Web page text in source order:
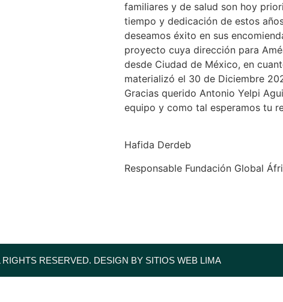
familiares y de salud son hoy
tiempo y dedicación de estos
deseamos éxito en sus
proyecto cuya dirección para
desde Ciudad de México, en
materializó el 30 de Diciembre
Gracias querido Antonio Yelpi
equipo y como tal esperamos tu
Hafida Derdeb
Responsable Fundación Global
RESERVED. DESIGN BY SITIOS WEB LIMA